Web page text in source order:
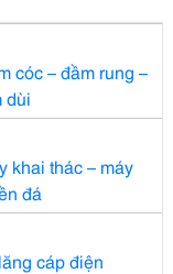
cóc – đầm rung –
dùi
khai thác – máy
đá
cáp điện